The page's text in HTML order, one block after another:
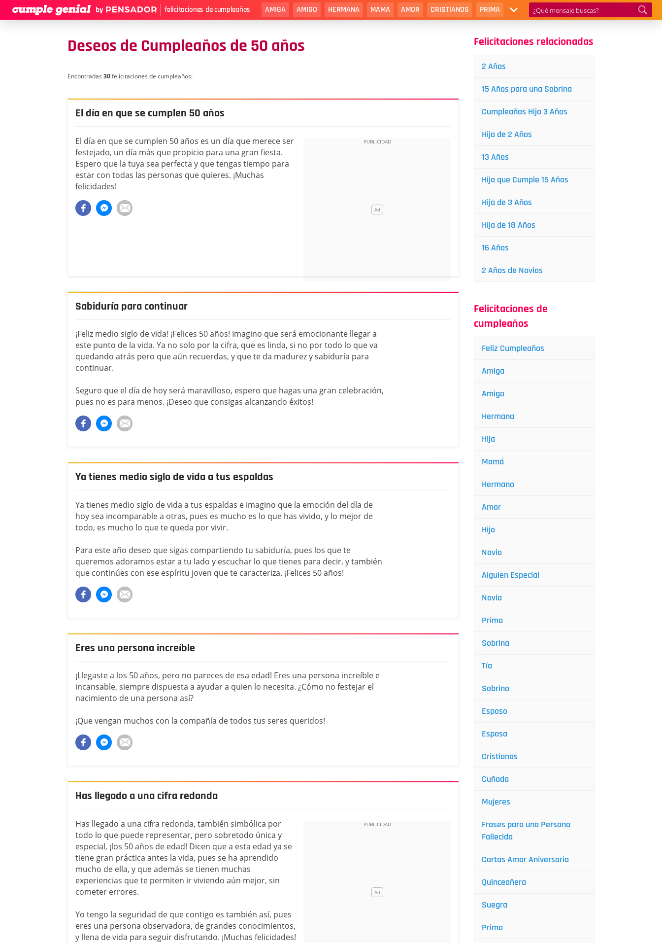
felicitaciones de cumpleaños AMIGA AMIGO HERMANA MAMA AMOR CRISTIANOS PRIMA
Deseos de Cumpleaños de 50 años
Encontradas 30felicitaciones de cumpleaños:
El día en que se cumplen 50 años
El día en que se cumplen 50 años es un día que merece ser
festejado, un día más que propicio para una gran fiesta.
Espero que la tuya sea perfecta y que tengas tiempo para
estar con todas las personas que quieres. ¡Muchas
felicidades!
Sabiduría para continuar
¡Feliz medio siglo de vida! ¡Felices 50 años! Imagino que será emocionante llegar a
este punto de la vida. Ya no solo por la cifra, que es linda, si no por todo lo que va
quedando atrás pero que aún recuerdas, y que te da madurez y sabiduría para
continuar.
Seguro que el día de hoy será maravilloso, espero que hagas una gran celebración,
pues no es para menos. ¡Deseo que consigas alcanzando éxitos!
Ya tienes medio siglo de vida a tus espaldas
Ya tienes medio siglo de vida a tus espaldas e imagino que la emoción del día de
hoy sea incomparable a otras, pues es mucho es lo que has vivido, y lo mejor de
todo, es mucho lo que te queda por vivir.
Para este año deseo que sigas compartiendo tu sabiduría, pues los que te
queremos adoramos estar a tu lado y escuchar lo que tienes para decir, y también
que continúes con ese espíritu joven que te caracteriza. ¡Felices 50 años!
Eres una persona increíble
¡Llegaste a los 50 años, pero no pareces de esa edad! Eres una persona increíble e
incansable, siempre dispuesta a ayudar a quien lo necesita. ¿Cómo no festejar el
nacimiento de una persona así?
¡Que vengan muchos con la compañía de todos tus seres queridos!
Has llegado a una cifra redonda
Has llegado a una cifra redonda, también simbólica por
todo lo que puede representar, pero sobretodo única y
especial, ¡los 50 años de edad! Dicen que a esta edad ya se
tiene gran práctica antes la vida, pues se ha aprendido
mucho de ella, y que además se tienen muchas
experiencias que te permiten ir viviendo aún mejor, sin
cometer errores.
Yo tengo la seguridad de que contigo es también así, pues
eres una persona observadora, de grandes conocimientos,
y llena de vida para seguir disfrutando. ¡Muchas felicidades!
Felicitaciones relacionadas
2 Años
15 Años para una Sobrina
Cumpleaños Hijo 3 Años
Hija de 2 Años
13 Años
Hija que Cumple 15 Años
Hija de 3 Años
Hija de 18 Años
16 Años
2 Años de Novios
Felicitaciones de
cumpleaños
Feliz Cumpleaños
Amiga
Amigo
Hermana
Hija
Mamá
Hermano
Amor
Hijo
Novio
Alguien Especial
Novia
Prima
Sobrina
Tía
Sobrino
Esposo
Esposa
Cristianos
Cuñada
Mujeres
Frases para una Persona
Fallecida
Cartas Amor Aniversario
Quinceañera
Suegra
Primo